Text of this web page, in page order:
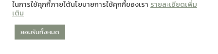
ในการใช้คุกกี้ภายใต้นโยบายการใช้คุกกี้ของเรา รายละเอียดเพิ่ม
เติม
ยอมรับทั้งหมด